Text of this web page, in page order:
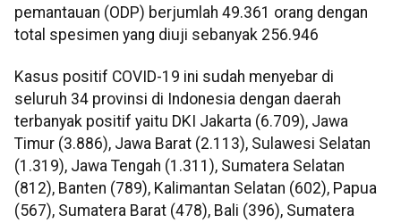
pemantauan (ODP) berjumlah 49.361 orang dengan
total spesimen yang diuji sebanyak 256.946
Kasus positif COVID-19 ini sudah menyebar di
seluruh 34 provinsi di Indonesia dengan daerah
terbanyak positif yaitu DKI Jakarta (6.709), Jawa
Timur (3.886), Jawa Barat (2.113), Sulawesi Selatan
(1.319), Jawa Tengah (1.311), Sumatera Selatan
(812), Banten (789), Kalimantan Selatan (602), Papua
(567), Sumatera Barat (478), Bali (396), Sumatera